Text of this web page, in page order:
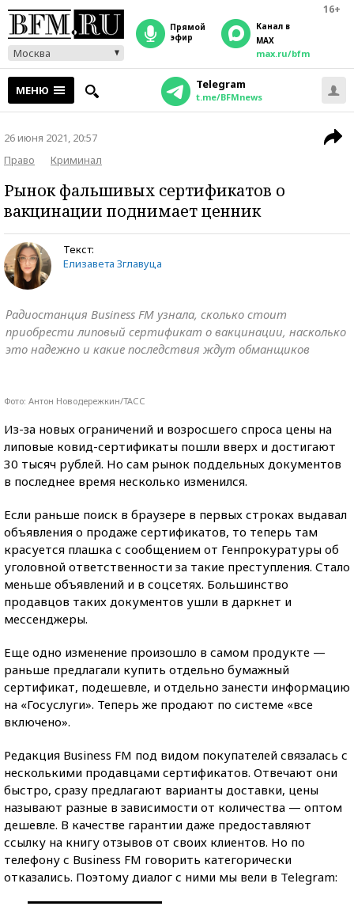
16+
Москва
прямой
эфир
Канал в
MAX
max.ru/bfm
МЕНЮ Telegram
t.me/BFMnews
26 июня 2021, 20:57
Право
Криминал
Рынок фальшивых сертификатов о
вакцинации поднимает ценник
Текст:
Елизавета Зглавуца
Радиостанция Business FM узнала, сколько стоит
приобрести липовый сертификат о вакцинации, насколько
это надежно и какие последствия ждут обманщиков
Фото: Антон Новодережкин/ТАСС
Из-за новых ограничений и возросшего спроса цены на
липовые ковид-сертификаты пошли вверх и достигают
30 тысяч рублей. Но сам рынок поддельных документов
в последнее время несколько изменился.
Если раньше поиск в браузере в первых строках выдавал
объявления о продаже сертификатов, то теперь там
красуется плашка с сообщением от Генпрокуратуры об
уголовной ответственности за такие преступления. Стало
меньше объявлений и в соцсетях. Большинство
продавцов таких документов ушли в даркнет и
мессенджеры.
Еще одно изменение произошло в самом продукте —
раньше предлагали купить отдельно бумажный
сертификат, подешевле, и отдельно занести информацию
на «Госуслуги». Теперь же продают по системе «все
включено».
Редакция Business FM под видом покупателей связалась с
несколькими продавцами сертификатов. Отвечают они
быстро, сразу предлагают варианты доставки, цены
называют разные в зависимости от количества — оптом
дешевле. В качестве гарантии даже предоставляют
ссылку на книгу отзывов от своих клиентов. Но по
телефону с Business FM говорить категорически
отказались. Поэтому диалог с ними мы вели в Telegram: